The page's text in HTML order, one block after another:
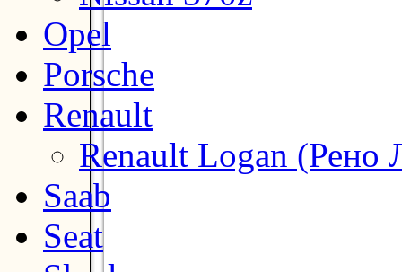
Opel
Porsche
Renault
Renault Logan (Рено
Saab
Seat